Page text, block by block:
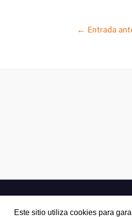
Navegación
← Entrada
Este sitio utiliza cookies para